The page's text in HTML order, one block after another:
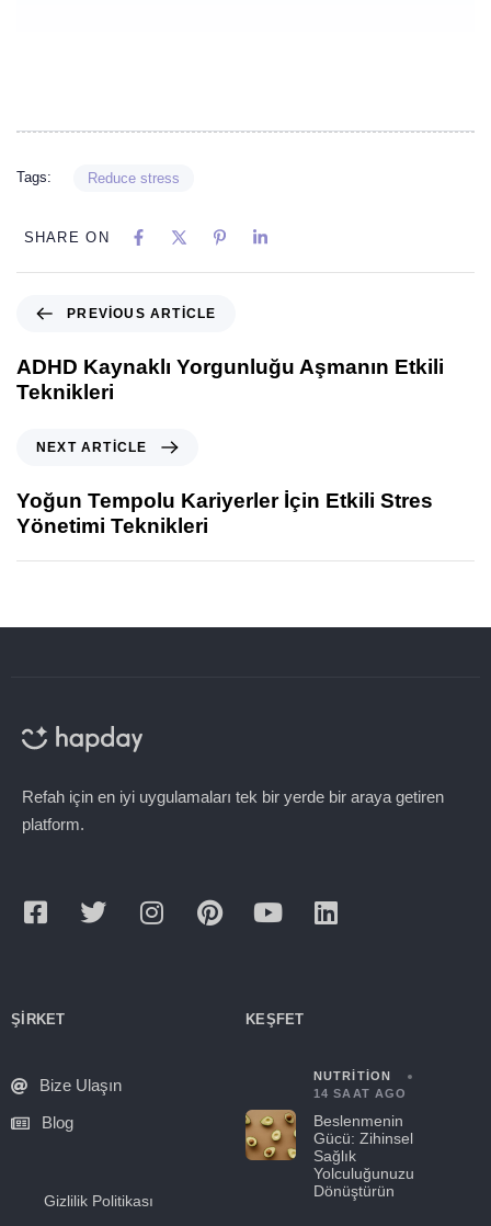
Tags: Reduce stress
SHARE ON
PREVIOUS ARTICLE
ADHD Kaynaklı Yorgunluğu Aşmanın Etkili
Teknikleri
NEXT ARTICLE
Yoğun Tempolu Kariyerler İçin Etkili Stres
Yönetimi Teknikleri
Refah için en iyi uygulamaları tek bir yerde bir araya getiren
platform.
ŞIRKET
Bize Ulaşın
Blog
Gizlilik Politikası
KEŞFET
NUTRITION
14 SAAT AGO
Beslenmenin
Gücü: Zihinsel
Sağlık
Yolculuğunuzu
Dönüştürün